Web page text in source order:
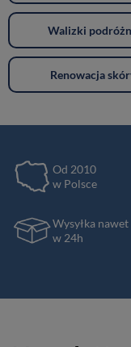
Walizki
Renowacja
Od 2010
w Polsce
Wysyłka nawet
w 24h